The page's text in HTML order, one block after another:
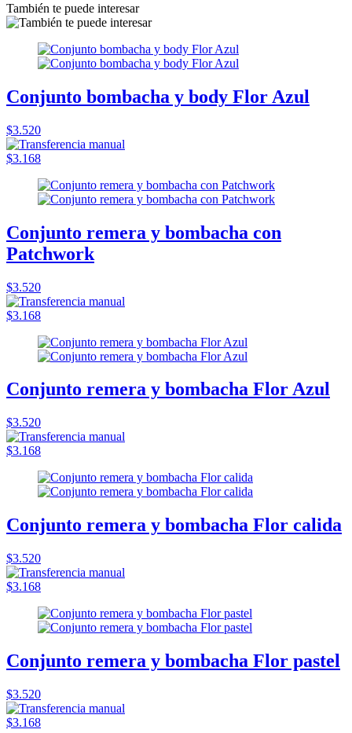
También te puede interesar
Conjunto bombacha y body Flor Azul
$3.520
$3.168
Conjunto remera y bombacha con
Patchwork
$3.520
$3.168
Conjunto remera y bombacha Flor Azul
$3.520
$3.168
Conjunto remera y bombacha Flor calida
$3.520
$3.168
Conjunto remera y bombacha Flor pastel
$3.520
$3.168